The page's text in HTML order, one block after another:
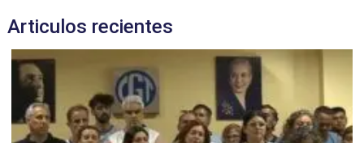
Articulos recientes